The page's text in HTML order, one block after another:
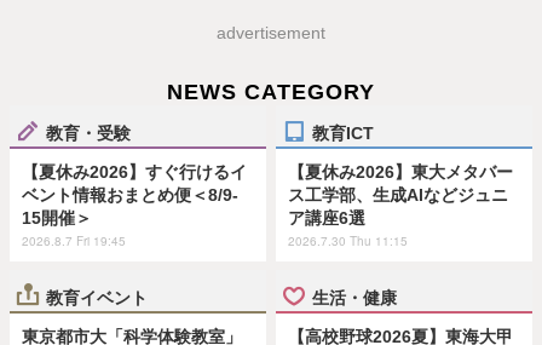
advertisement
NEWS CATEGORY
教育・受験
【夏休み2026】すぐ行けるイ
ベント情報おまとめ便＜8/9-
15開催＞
2026.8.7 Fri 19:45
教育ICT
【夏休み2026】東大メタバー
ス工学部、生成AIなどジュニ
ア講座6選
2026.7.30 Thu 11:15
教育イベント
東京都市大「科学体験教室」
生活・健康
【高校野球2026夏】東海大甲